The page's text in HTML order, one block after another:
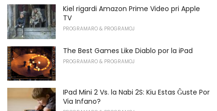
Kiel rigardi Amazon Prime Video pri Apple
TV
PROGRAMARO & PROGRAMOJ
The Best Games Like Diablo por la iPad
PROGRAMARO & PROGRAMOJ
IPad Mini 2 Vs. la Nabi 2S: Kiu Estas Ĝuste Por
Via Infano?